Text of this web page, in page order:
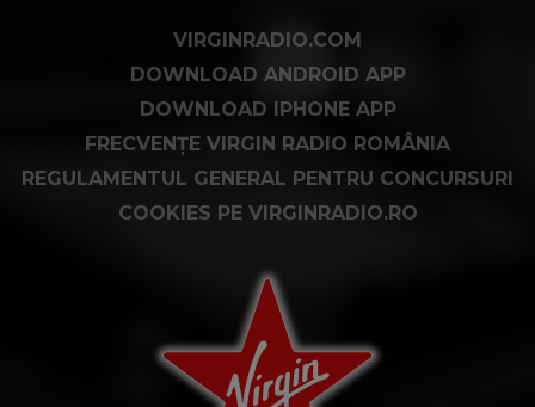
VIRGINRADIO.COM
DOWNLOAD ANDROID APP
DOWNLOAD IPHONE APP
FRECVENȚE VIRGIN RADIO ROMÂNIA
REGULAMENTUL GENERAL PENTRU CONCURSURI
COOKIES PE VIRGINRADIO.RO